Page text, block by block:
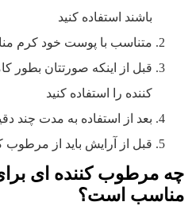
باشند استفاده کنید
متناسب با پوست خود کرم
قبل از اینکه صورتتان
کننده را استفاده کنید
بعد از استفاده به مدت چند
قبل از آرایش باید از مرطوب
چه مرطوب کننده ای
مناسب است؟